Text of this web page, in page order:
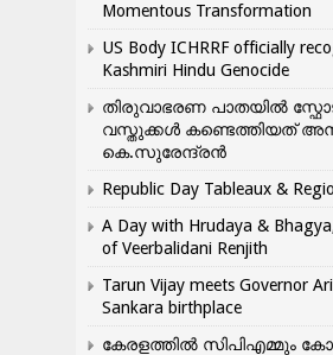
Momentous Transformation
US Body ICHRRF officially
Kashmiri Hindu Genocide
തിരുവാഭരണ പാതയിൽ
വസ്തുക്കൾ കണ്ടെത്തിയത്
കെ.സുരേന്ദ്രൻ
Republic Day Tableaux &
A Day with Hrudaya &
of Veerbalidani Renjith
Tarun Vijay meets Governor
Sankara birthplace
കേരളത്തിൽ സിപിഎമ്മും